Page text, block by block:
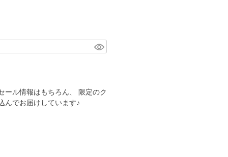
ール情報はもちろん、 限定のク
んでお届けしています♪